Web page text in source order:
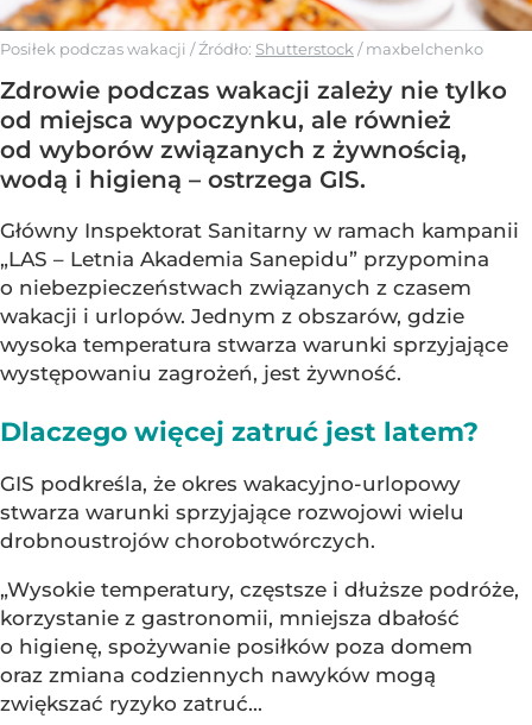
Posiłek podczas wakacji / Źródło: Shutterstock/maxbelchenko
Zdrowie podczas wakacji zależy nie tylko
od miejsca wypoczynku, ale również
od wyborów związanych z żywnością,
wodą i higieną – ostrzega GIS.
Główny Inspektorat Sanitarny w ramach kampanii
„LAS – Letnia Akademia Sanepidu” przypomina
o niebezpieczeństwach związanych z czasem
wakacji i urlopów. Jednym z obszarów, gdzie
wysoka temperatura stwarza warunki sprzyjające
występowaniu zagrożeń, jest żywność.
Dlaczego więcej zatruć jest latem?
GIS podkreśla, że okres wakacyjno-urlopowy
stwarza warunki sprzyjające rozwojowi wielu
drobnoustrojów chorobotwórczych.
„Wysokie temperatury, częstsze i dłuższe podróże,
korzystanie z gastronomii, mniejsza dbałość
o higienę, spożywanie posiłków poza domem
oraz zmiana codziennych nawyków mogą
zwiększać ryzyko zatruć...